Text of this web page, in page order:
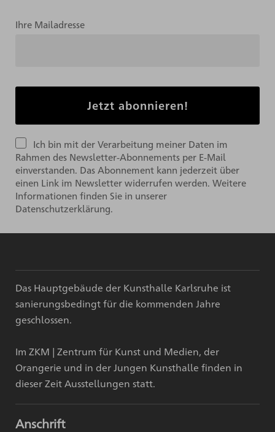
Ihre Mailadresse
Ich bin mit der Verarbeitung meiner Daten im
Rahmen des Newsletter-Abonnements per E-Mail
einverstanden. Das Abonnement kann jederzeit über
einen Link im Newsletter widerrufen werden. Weitere
Informationen finden Sie in unserer
Datenschutzerklärung.
Das Hauptgebäude der Kunsthalle Karlsruhe ist
sanierungsbedingt für die kommenden Jahre
geschlossen.
Im ZKM | Zentrum für Kunst und Medien, der
Orangerie und in der Jungen Kunsthalle finden in
dieser Zeit Ausstellungen statt.
Anschrift